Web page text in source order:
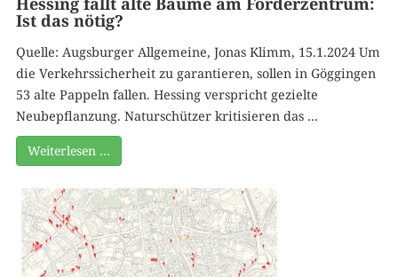
Ist das nötig?
Quelle: Augsburger Allgemeine, Jonas Klimm, 15.1.2024 Um
die Verkehrssicherheit zu garantieren, sollen in Göggingen
53 alte Pappeln fallen. Hessing verspricht gezielte
Neubepflanzung. Naturschützer kritisieren das ...
Weiterlesen …